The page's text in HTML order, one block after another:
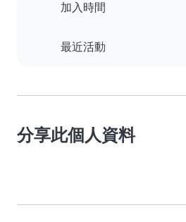
加入時間
最近活動
分享此個人資料